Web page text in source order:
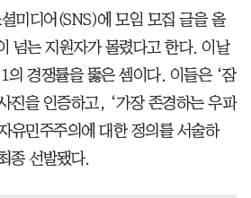
미디어(SNS)에 모임 모집 글을 올
넘는 지원자가 몰렸다고 한다. 이날
의 경쟁률을 뚫은 셈이다. 이들은 ‘잠
진을 인증하고, ‘가장 존경하는 우파
유민주주의에 대한 정의를 서술하
종 선발됐다.